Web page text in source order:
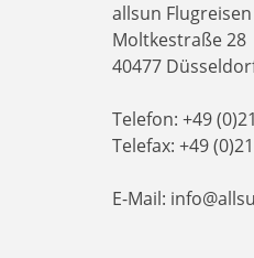
allsun
Moltkestraße 28
40477
Telefon: +49
Telefax: +49
E-Mail: